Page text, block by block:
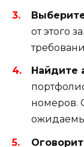
от этого
Найдите
номеров.